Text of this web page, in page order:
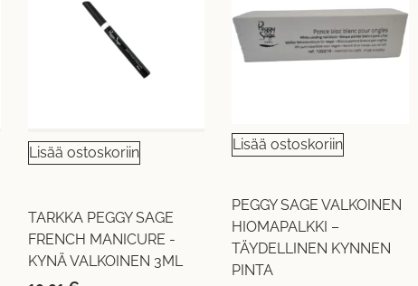
Lisää ostoskoriin
TARKKA PEGGY SAGE
FRENCH MANICURE -
KYNÄ VALKOINEN 3ML
Lisää ostoskoriin
PEGGY SAGE VALKOINEN
HIOMAPALKKI –
TÄYDELLINEN KYNNEN
PINTA